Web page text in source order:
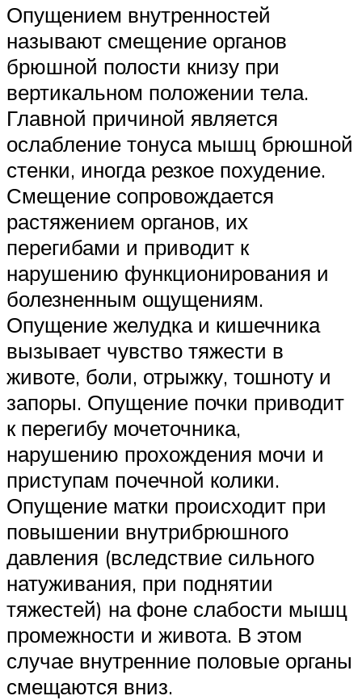
Опущением внутренностей
называют смещение органов
брюшной полости книзу при
вертикальном положении тела.
Главной причиной является
ослабление тонуса мышц брюшной
стенки, иногда резкое похудение.
Смещение сопровождается
растяжением органов, их
перегибами и приводит к
нарушению функционирования и
болезненным ощущениям.
Опущение желудка и кишечника
вызывает чувство тяжести в
животе, боли, отрыжку, тошноту и
запоры. Опущение почки приводит
к перегибу мочеточника,
нарушению прохождения мочи и
приступам почечной колики.
Опущение матки происходит при
повышении внутрибрюшного
давления (вследствие сильного
натуживания, при поднятии
тяжестей) на фоне слабости мышц
промежности и живота. В этом
случае внутренние половые органы
смещаются вниз.